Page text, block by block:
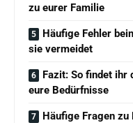
zu eurer Familie
Häufige Fehler
sie vermeidet
Fazit: So findet ihr
eure Bedürfnisse
Häufige Fragen